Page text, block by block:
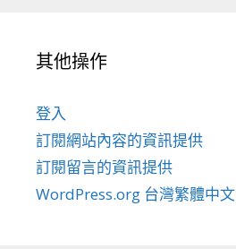
其他操作
登入
訂閱網站內容的資訊提供
訂閱留言的資訊提供
WordPress.org 台灣繁體中文